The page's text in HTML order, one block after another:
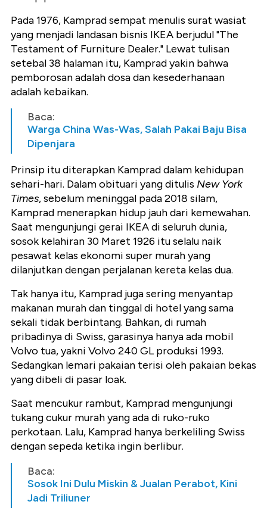
Pada 1976, Kamprad sempat menulis surat wasiat
yang menjadi landasan bisnis IKEA berjudul "The
Testament of Furniture Dealer." Lewat tulisan
setebal 38 halaman itu, Kamprad yakin bahwa
pemborosan adalah dosa dan kesederhanaan
adalah kebaikan.
Baca:
Warga China Was-Was, Salah Pakai Baju Bisa
Dipenjara
Prinsip itu diterapkan Kamprad dalam kehidupan
sehari-hari. Dalam obituari yang ditulis New York
Times, sebelum meninggal pada 2018 silam,
Kamprad menerapkan hidup jauh dari kemewahan.
Saat mengunjungi gerai IKEA di seluruh dunia,
sosok kelahiran 30 Maret 1926 itu selalu naik
pesawat kelas ekonomi super murah yang
dilanjutkan dengan perjalanan kereta kelas dua.
Tak hanya itu, Kamprad juga sering menyantap
makanan murah dan tinggal di hotel yang sama
sekali tidak berbintang. Bahkan, di rumah
pribadinya di Swiss, garasinya hanya ada mobil
Volvo tua, yakni Volvo 240 GL produksi 1993.
Sedangkan lemari pakaian terisi oleh pakaian bekas
yang dibeli di pasar loak.
Saat mencukur rambut, Kamprad mengunjungi
tukang cukur murah yang ada di ruko-ruko
perkotaan. Lalu, Kamprad hanya berkeliling Swiss
dengan sepeda ketika ingin berlibur.
Baca:
Sosok Ini Dulu Miskin & Jualan Perabot, Kini
Jadi Triliuner